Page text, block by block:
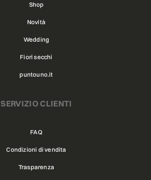
Shop
Novità
Wedding
Fiori secchi
puntouno.it
SERVIZIO CLIENTI
FAQ
Condizioni di vendita
Trasparenza